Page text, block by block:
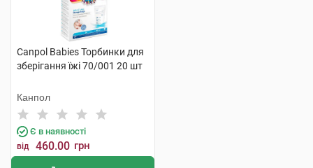
Canpol Babies Торбинки для
зберігання їжі 70/001 20 шт
Канпол
Є в наявності
від 460.00 грн